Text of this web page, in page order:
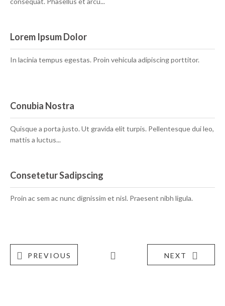
Lorem Ipsum Dolor
In lacinia tempus egestas. Proin vehicula adipiscing porttitor.
Conubia Nostra
Quisque a porta justo. Ut gravida elit turpis. Pellentesque dui leo,
mattis a luctus...
Consetetur Sadipscing
Proin ac sem ac nunc dignissim et nisl. Praesent nibh ligula.
PREVIOUS NEXT